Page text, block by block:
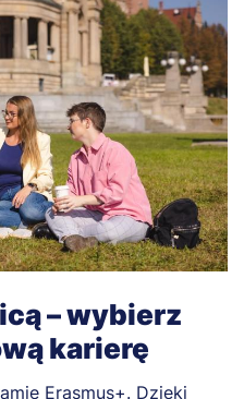
– wybierz
karierę
Erasmus+. Dzięki